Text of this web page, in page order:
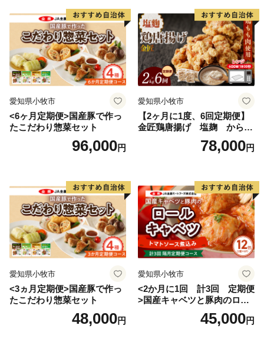
愛知県小牧市
<6ヶ月定期便>国産豚で作っ
たこだわり惣菜セット
96,000円
愛知県小牧市
【2ヶ月に1度、6回定期便】
金匠鶏唐揚げ 塩麹 からあ
78,000円
愛知県小牧市
<3ヵ月定期便>国産豚で作っ
たこだわり惣菜セット
48,000円
愛知県小牧市
<2か月に1回 計3回 定期便
>国産キャベツと豚肉のロー
ルキャベツ（6P入り）
45,000円